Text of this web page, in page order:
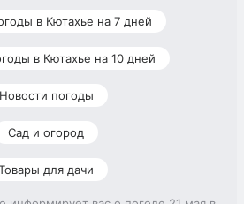
в Кютахье на 7 дней
в Кютахье на 10 дней
Новости погоды
Сад и огород
для дачи